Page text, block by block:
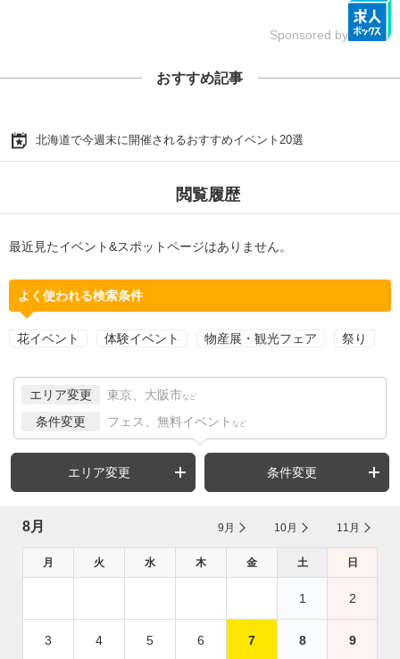
Sponsored by
おすすめ記事
北海道で今週末に開催されるおすすめイベント20選
閲覧履歴
最近見たイベント&スポットページはありません。
よく使われる検索条件
花イベント 体験イベント 物産展・観光フェア 祭り
エリア変更 東京、大阪市 など
条件変更 フェス、無料イベント など
エリア変更 条件変更
8月 9月 10月 11月
月 火 水 木 金 土 日
1 2
3 4 5 6 7 8 9